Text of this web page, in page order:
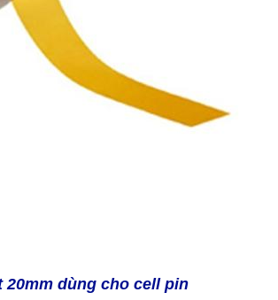
20mm dùng cho cell pin